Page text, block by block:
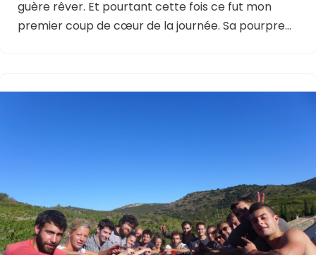
guère rêver. Et pourtant cette fois ce fut mon
premier coup de cœur de la journée. Sa pourpre…